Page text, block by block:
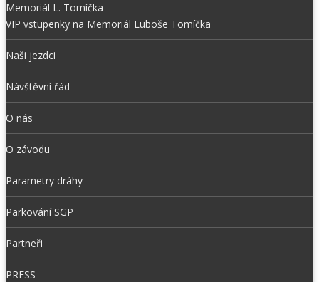
Memoriál L. Tomíčka
VIP vstupenky na Memoriál Luboše Tomíčka
Naši jezdci
Návštěvní řád
O nás
O závodu
Parametry dráhy
Parkování SGP
Partneři
PRESS